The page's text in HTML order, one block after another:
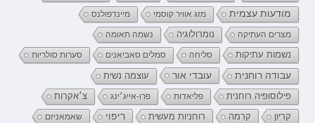
מודעות עצמית מזג אוויר קוסמי מיינדפולנס
מצרים העתיקה נומרולוגיה נשמה תאומה
נשמות עתיקות סליחה סמלים סאביאנים סערות סולריות
עבודה רוחנית עובדי אור
עוצמה נשית
פילוסופיה רוחנית
פליאדות פרו-אייג׳ינג צ׳אקרות
קריון קרמה רוחניות מעשית ריפוי שאמאניזם